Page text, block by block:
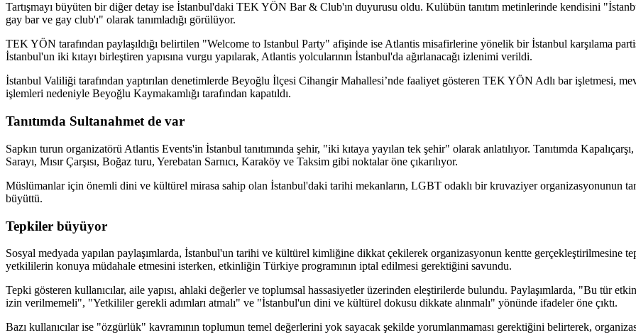
Tartışmayı büyüten bir diğer detay ise İstanbul'daki TEK YÖN Bar & Club'ın duyurusu oldu. Kulübün tanıtım metinlerinde kendisini
gay bar ve gay club'ı" olarak tanımladığı görülüyor.
TEK YÖN tarafından paylaşıldığı belirtilen "Welcome to Istanbul Party" afişinde ise Atlantis misafirlerine yönelik bir İstanbul karşılama
İstanbul'un iki kıtayı birleştiren yapısına vurgu yapılarak, Atlantis yolcularının İstanbul'da ağırlanacağı izlenimi verildi.
İstanbul Valiliği tarafından yaptırılan denetimlerde Beyoğlu İlçesi Cihangir Mahallesi’nde faaliyet gösteren TEK YÖN Adlı bar işletmesi,
işlemleri nedeniyle Beyoğlu Kaymakamlığı tarafından kapatıldı.
Tanıtımda Sultanahmet de var
Sapkın turun organizatörü Atlantis Events'in İstanbul tanıtımında şehir, "iki kıtaya yayılan tek şehir" olarak anlatılıyor. Tanıtımda
Sarayı, Mısır Çarşısı, Boğaz turu, Yerebatan Sarnıcı, Karaköy ve Taksim gibi noktalar öne çıkarılıyor.
Müslümanlar için önemli dini ve kültürel mirasa sahip olan İstanbul'daki tarihi mekanların, LGBT odaklı bir kruvaziyer organizasyonunun
büyüttü.
Tepkiler büyüyor
Sosyal medyada yapılan paylaşımlarda, İstanbul'un tarihi ve kültürel kimliğine dikkat çekilerek organizasyonun kentte gerçekleştirilmesine
yetkililerin konuya müdahale etmesini isterken, etkinliğin Türkiye programının iptal edilmesi gerektiğini savundu.
Tepki gösteren kullanıcılar, aile yapısı, ahlaki değerler ve toplumsal hassasiyetler üzerinden eleştirilerde bulundu. Paylaşımlarda, "Bu tür
izin verilmemeli", "Yetkililer gerekli adımları atmalı" ve "İstanbul'un dini ve kültürel dokusu dikkate alınmalı" yönünde ifadeler öne çıktı.
Bazı kullanıcılar ise "özgürlük" kavramının toplumun temel değerlerini yok sayacak şekilde yorumlanmaması gerektiğini belirterek,